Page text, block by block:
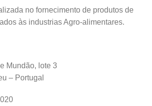
no fornecimento de produtos de
às industrias Agro-alimentares.
Mundão, lote 3
– Portugal